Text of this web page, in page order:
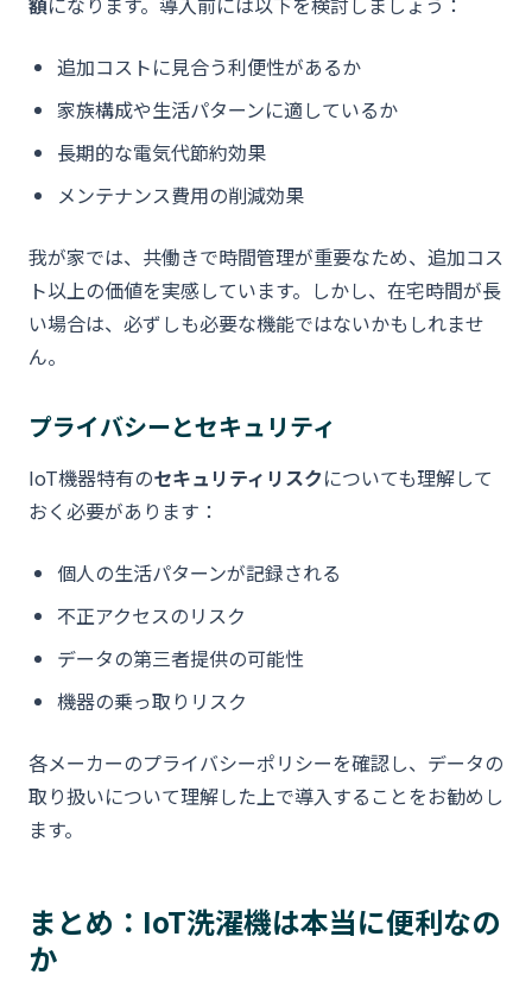
追加コストに見合う利便性があるか
家族構成や生活パターンに適しているか
長期的な電気代節約効果
メンテナンス費用の削減効果
我が家では、共働きで時間管理が重要なため、追加コス
ト以上の価値を実感しています。しかし、在宅時間が長
い場合は、必ずしも必要な機能ではないかもしれませ
ん。
プライバシーとセキュリティ
IoT機器特有のセキュリティリスクについても理解して
おく必要があります：
個人の生活パターンが記録される
不正アクセスのリスク
データの第三者提供の可能性
機器の乗っ取りリスク
各メーカーのプライバシーポリシーを確認し、データの
取り扱いについて理解した上で導入することをお勧めし
ます。
まとめ：IoT洗濯機は本当に便利なの
か